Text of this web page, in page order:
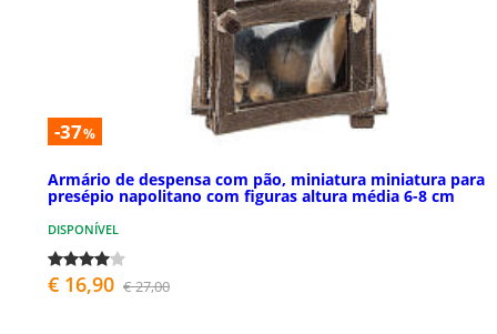
-37%
Armário de despensa com pão, miniatura miniatura para
presépio napolitano com figuras altura média 6-8 cm
DISPONÍVEL
€ 16,90 € 27,00